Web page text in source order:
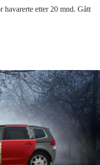
havarerte etter 20 mnd. Gått